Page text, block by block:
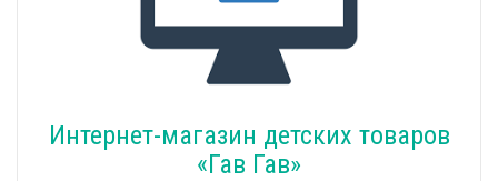
Интернет-магазин детских товаров
«Гав Гав»